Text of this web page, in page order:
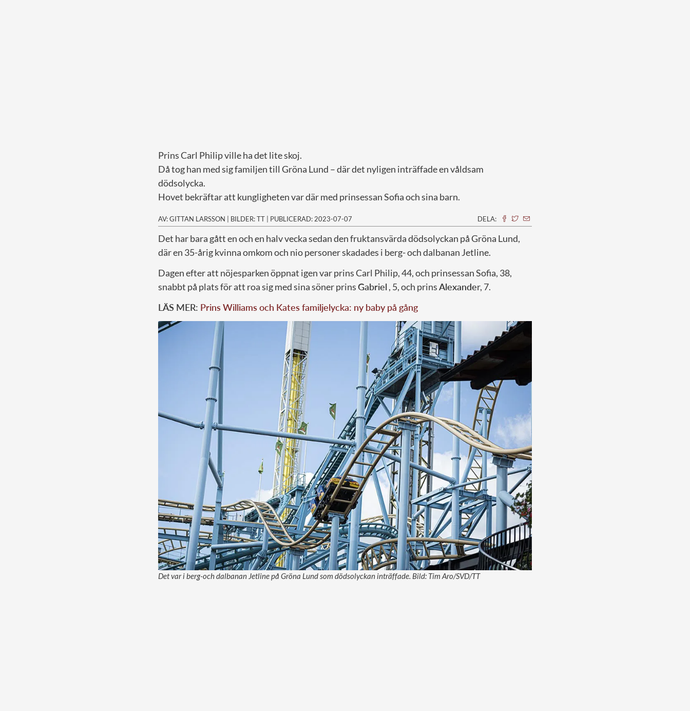
Prins Carl Philip ville ha det lite skoj.
Då tog han med sig familjen till Gröna Lund – där det nyligen inträffade en våldsam
dödsolycka.
Hovet bekräftar att kungligheten var där med prinsessan Sofia och sina barn.
AV: GITTAN LARSSON | BILDER: TT | PUBLICERAD: 2023-07-07 DELA:
Det har bara gått en och en halv vecka sedan den fruktansvärda dödsolyckan på Gröna Lund,
där en 35-årig kvinna omkom och nio personer skadades i berg- och dalbanan Jetline.
Dagen efter att nöjesparken öppnat igen var prins Carl Philip, 44, och prinsessan Sofia, 38,
snabbt på plats för att roa sig med sina söner prinsGabriel, 5, och prinsAlexander, 7.
LÄS MER: Prins Williams och Kates familjelycka: ny baby på gång
Det var i berg-och dalbanan Jetline på Gröna Lund som dödsolyckan inträffade. Bild: Tim Aro/SVD/TT